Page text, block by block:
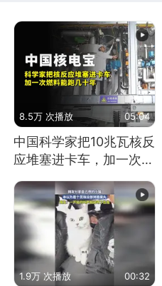
8.5万 次播放 05:04
中国科学家把10兆瓦核反
应堆塞进卡车，加一次燃
料能跑几十年
1.9万 次播放 00:32